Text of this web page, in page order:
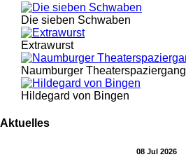
Die sieben Schwaben
Extrawurst
Naumburger Theaterspaziergang
Hildegard von Bingen
Aktuelles
08 Jul 2026